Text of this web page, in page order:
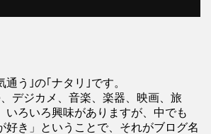
通う｣の｢ナタリ｣です。
デジカメ、音楽、楽器、映画、旅
いろいろ興味がありますが、中でも
好き」ということで、それがブログ名